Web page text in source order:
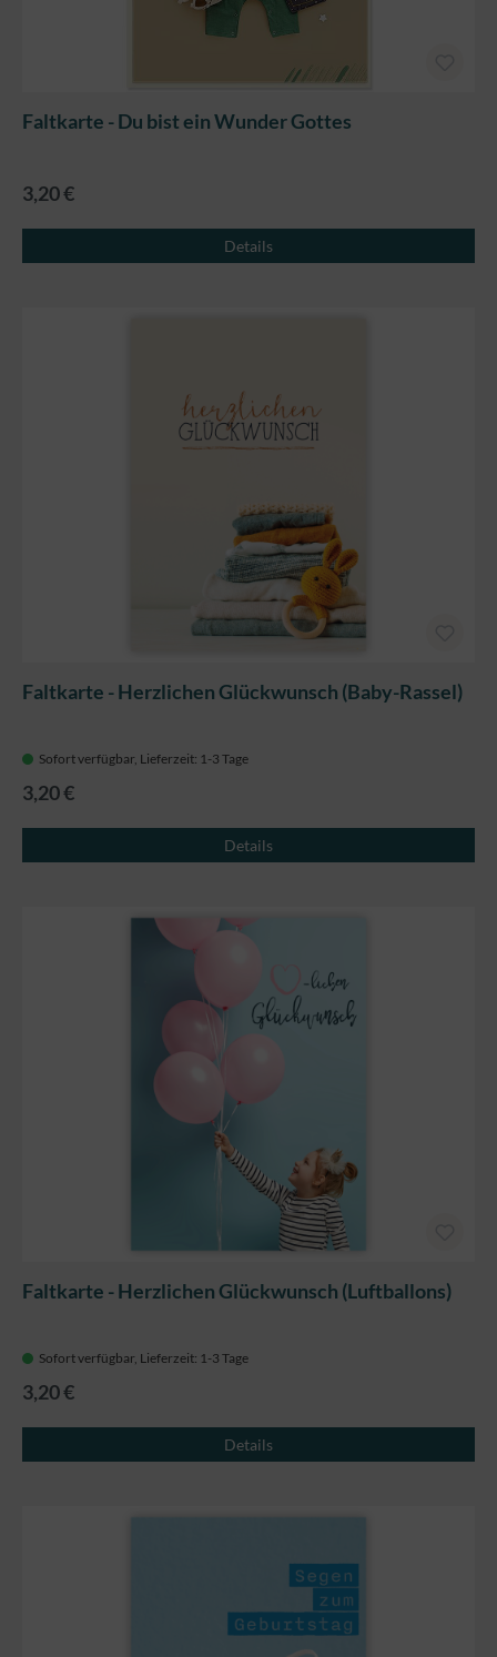
Faltkarte - Du bist ein Wunder Gottes
3,20 €
Details
Faltkarte - Herzlichen Glückwunsch (Baby-Rassel)
Sofort verfügbar, Lieferzeit: 1-3 Tage
3,20 €
Details
Faltkarte - Herzlichen Glückwunsch (Luftballons)
Sofort verfügbar, Lieferzeit: 1-3 Tage
3,20 €
Details